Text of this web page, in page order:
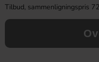
Tilbud, sammenligningspris